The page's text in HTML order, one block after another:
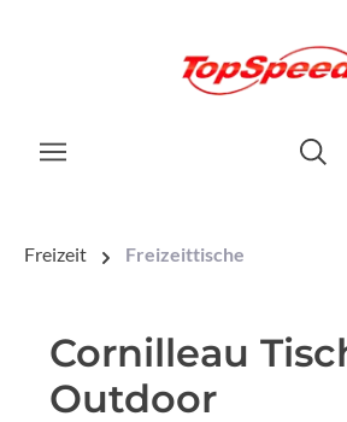
Freizeit Freizeittische
Cornilleau
Outdoor